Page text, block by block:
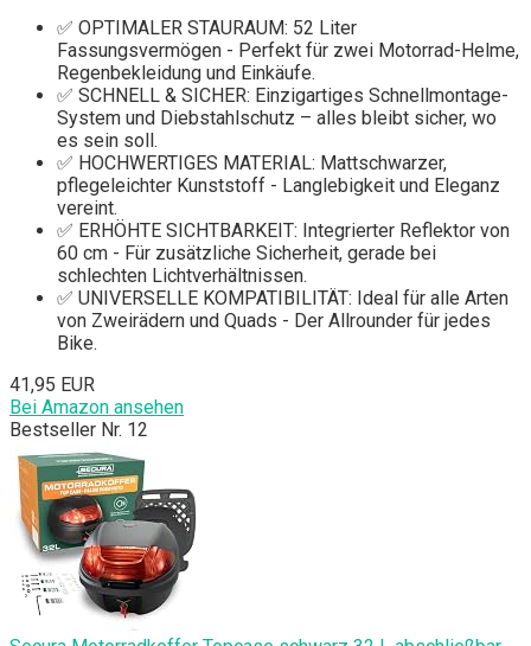
✅ OPTIMALER STAURAUM: 52 Liter
Fassungsvermögen - Perfekt für zwei Motorrad-Helme,
Regenbekleidung und Einkäufe.
✅ SCHNELL & SICHER: Einzigartiges Schnellmontage-
System und Diebstahlschutz – alles bleibt sicher, wo
es sein soll.
✅ HOCHWERTIGES MATERIAL: Mattschwarzer,
pflegeleichter Kunststoff - Langlebigkeit und Eleganz
vereint.
✅ ERHÖHTE SICHTBARKEIT: Integrierter Reflektor von
60 cm - Für zusätzliche Sicherheit, gerade bei
schlechten Lichtverhältnissen.
✅ UNIVERSELLE KOMPATIBILITÄT: Ideal für alle Arten
von Zweirädern und Quads - Der Allrounder für jedes
Bike.
41,95 EUR
Bei Amazon ansehen
Bestseller Nr. 12